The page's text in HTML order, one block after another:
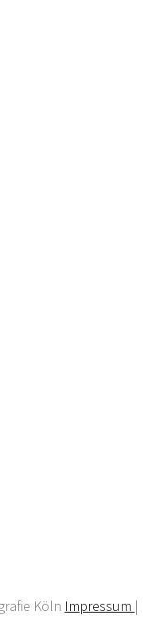
Köln Impressum |